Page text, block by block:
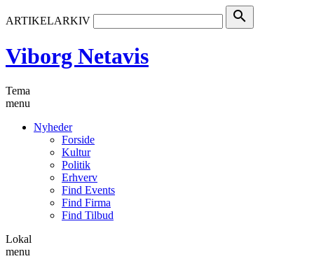
ARTIKELARKIV search
Viborg Netavis
Tema
menu
Nyheder
Forside
Kultur
Politik
Erhverv
Find Events
Find Firma
Find Tilbud
Lokal
menu